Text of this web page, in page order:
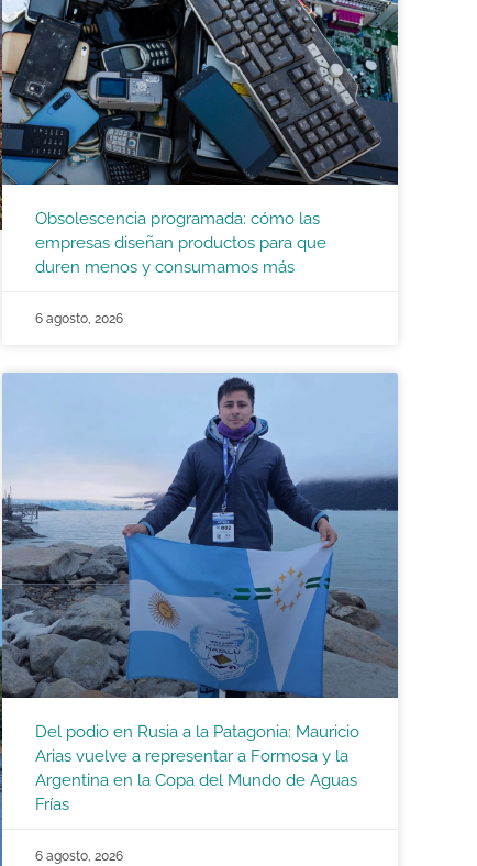
Obsolescencia programada: cómo las
empresas diseñan productos para que
duren menos y consumamos más
6 agosto, 2026
Del podio en Rusia a la Patagonia: Mauricio
Arias vuelve a representar a Formosa y la
Argentina en la Copa del Mundo de Aguas
Frías
6 agosto, 2026